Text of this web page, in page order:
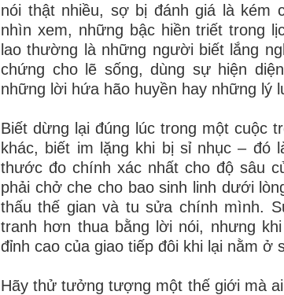
nói thật nhiều, sợ bị đánh giá là kém
nhìn xem, những bậc hiền triết trong
lao thường là những người biết lắng
chứng cho lẽ sống, dùng sự hiện
những lời hứa hão huyền hay những lý
Biết dừng lại đúng lúc trong một cuộc
khác, biết im lặng khi bị sỉ nhục – đó
thước đo chính xác nhất cho độ sâu
phải chở che cho bao sinh linh dưới
thấu thế gian và tu sửa chính mình.
tranh hơn thua bằng lời nói, nhưng
đỉnh cao của giao tiếp đôi khi lại nằm ở
Hãy thử tưởng tượng một thế giới mà